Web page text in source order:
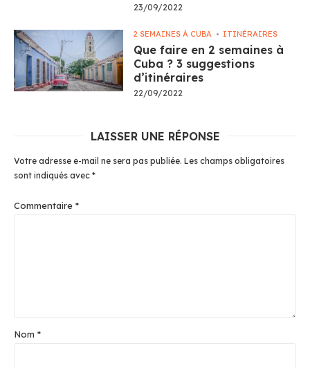
23/09/2022
2 SEMAINES À CUBA ITINÉRAIRES
Que faire en 2 semaines à
Cuba ? 3 suggestions
d’itinéraires
22/09/2022
LAISSER UNE RÉPONSE
Votre adresse e-mail ne sera pas publiée. Les champs obligatoires
sont indiqués avec *
Commentaire *
Nom *